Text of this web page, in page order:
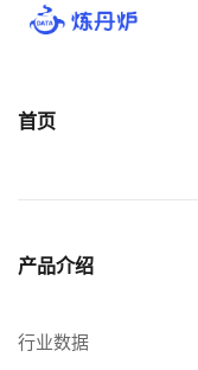
首页
产品介绍
行业数据